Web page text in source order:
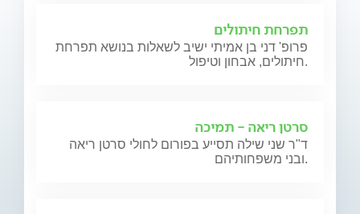
תפרחת חיתולים
פרופ' דני בן אמיתי ישיב לשאלות בנושא תפרחת
חיתולים, אבחון וטיפול.
סרטן ריאה - תמיכה
ד"ר שני שילה תסייע בפורום לחולי סרטן ריאה
ובני משפחותיהם.